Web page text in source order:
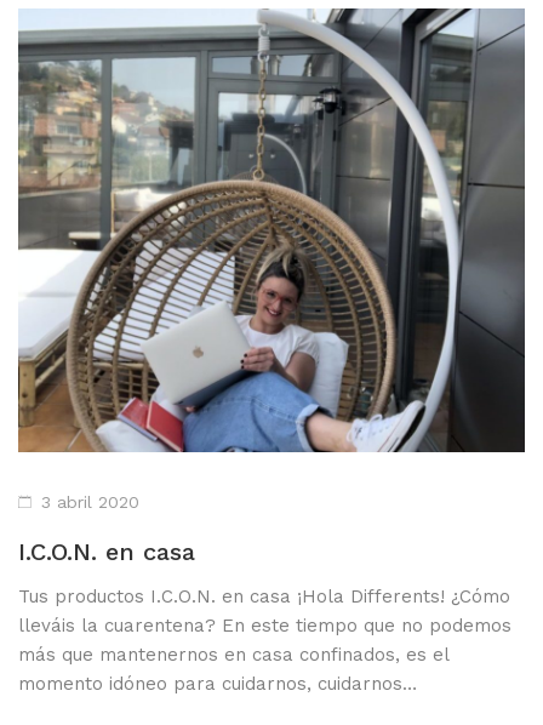
3 abril 2020
I.C.O.N. en casa
Tus productos I.C.O.N. en casa ¡Hola Differents! ¿Cómo
lleváis la cuarentena? En este tiempo que no podemos
más que mantenernos en casa confinados, es el
momento idóneo para cuidarnos, cuidarnos…